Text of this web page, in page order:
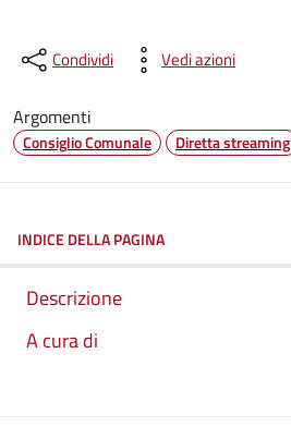
Condividi Vedi azioni
Argomenti
Consiglio Comunale Diretta streaming
INDICE DELLA PAGINA
Descrizione
A cura di